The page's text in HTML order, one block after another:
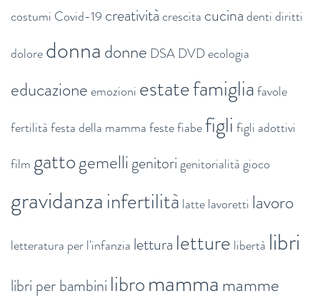
costumi Covid-19 creativitàcrescita cucinadentidiritti
doloredonnadonne DSA DVDecologia
educazioneemozioni estatefamigliafavole
fertilitàfesta della mammafestefiabefigli figli adottivi
film gattogemelligenitorigenitorialitàgioco
gravidanzainfertilità lattelavoretti lavoro
letteratura per l'infanzia lettura letture libertà libri
libri per bambini libromamma mamme